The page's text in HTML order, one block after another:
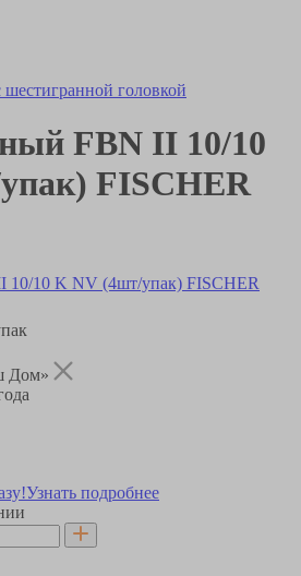
головкой
FBN II 10/10
FISCHER
Дом»
Узнать подробнее